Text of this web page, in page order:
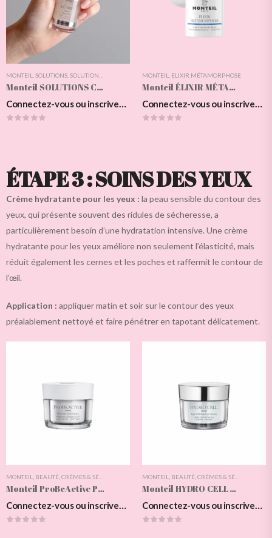
MONTEIL SOLUTIONS SOLUTIONS CLARIFY
Monteil SOLUTIONS CLARIFY Serum 24h
Connectez-vous ou inscrivez-vous pour voir les prix
MONTEIL ELIXIR MÉTAMORPHOSE
Monteil ÉLIXIR MÉTAMORPHOSE 4-Way Hyaluronic Serum
Connectez-vous ou inscrivez-vous pour voir les prix
ÉTAPE 3 : SOINS DES YEUX
Crème hydratante pour les yeux : la peau sensible du contour des
yeux, qui présente souvent des ridules de sécheresse, a
particulièrement besoin d’une hydratation intensive. Une crème
hydratante pour les yeux améliore non seulement l’élasticité, mais
réduit également les cernes et les poches et raffermit le contour de
l’œil.
Application : appliquer matin et soir sur le contour des yeux
préalablement nettoyé et faire pénétrer en tapotant délicatement.
MONTEIL BEAUTÉ CRÈMES & SÉRUMS DES YEUX ,PROBEACTIVE,SOIN DES YEUX
Monteil ProBeActive Probiotic Eye Cream
Connectez-vous ou inscrivez-vous pour voir les prix
MONTEIL BEAUTÉ CRÈMES & SÉRUMS DES YEUX
Monteil HYDRO CELL Age Defense Eye Cream
Connectez-vous ou inscrivez-vous pour voir les prix